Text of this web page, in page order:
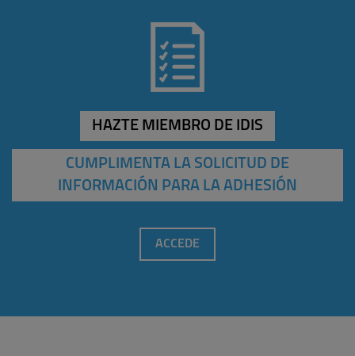
HAZTE MIEMBRO DE IDIS
CUMPLIMENTA LA SOLICITUD DE
INFORMACIÓN PARA LA ADHESIÓN
ACCEDE